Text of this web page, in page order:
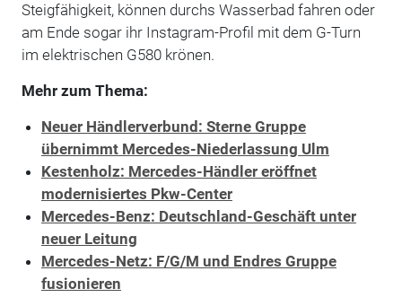
Steigfähigkeit, können durchs Wasserbad fahren oder
am Ende sogar ihr Instagram-Profil mit dem G-Turn
im elektrischen G580 krönen.
Mehr zum Thema:
Neuer Händlerverbund: Sterne Gruppe
übernimmt Mercedes-Niederlassung Ulm
Kestenholz: Mercedes-Händler eröffnet
modernisiertes Pkw-Center
Mercedes-Benz: Deutschland-Geschäft unter
neuer Leitung
Mercedes-Netz: F/G/M und Endres Gruppe
fusionieren